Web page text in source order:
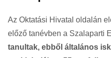
Az Oktatási Hivatal oldalán
előző tanévben a Szalaparti
tanultak, ebből általános